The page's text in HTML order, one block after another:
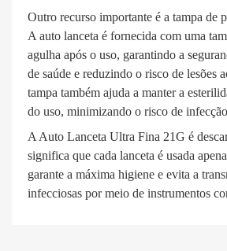
Outro recurso importante é a tampa de
A auto lanceta é fornecida com uma
agulha após o uso, garantindo a
de saúde e reduzindo o risco de lesões
tampa também ajuda a manter a
do uso, minimizando o risco de
A Auto Lanceta Ultra Fina 21G é
significa que cada lanceta é usada
garante a máxima higiene e evita a
infecciosas por meio de instrumentos